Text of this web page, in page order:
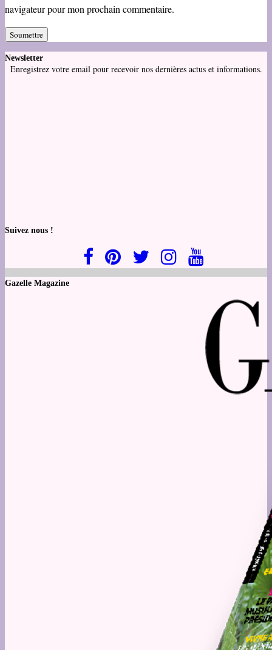
navigateur pour mon prochain commentaire.
Newsletter
Enregistrez votre email pour recevoir nos dernières actus et informations.
Suivez nous !
Gazelle Magazine